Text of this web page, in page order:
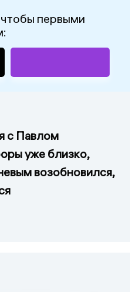
первыми
с Павлом
уже близко,
возобновился,